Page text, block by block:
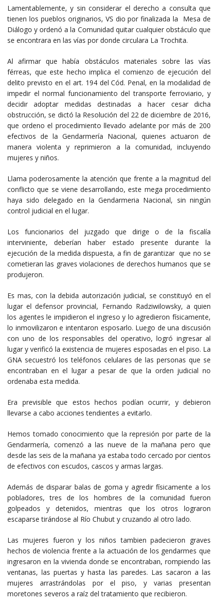
Lamentablemente, y sin considerar el derecho a consulta que
tienen los pueblos originarios, VS dio por finalizada la Mesa de
Diálogo y ordenó a la Comunidad quitar cualquier obstáculo que
se encontrara en las vías por donde circulara La Trochita.
Al afirmar que había obstáculos materiales sobre las vías
férreas, que este hecho implica el comienzo de ejecución del
delito previsto en el art. 194 del Cód. Penal, en la modalidad de
impedir el normal funcionamiento del transporte ferroviario, y
decidir adoptar medidas destinadas a hacer cesar dicha
obstrucción, se dictó la Resolución del 22 de diciembre de 2016,
que ordeno el procedimiento llevado adelante por más de 200
efectivos de la Gendarmería Nacional, quienes actuaron de
manera violenta y reprimieron a la comunidad, incluyendo
mujeres y niños.
Llama poderosamente la atención que frente a la magnitud del
conflicto que se viene desarrollando, este mega procedimiento
haya sido delegado en la Gendarmeria Nacional, sin ningún
control judicial en el lugar.
Los funcionarios del juzgado que dirige o de la fiscalía
interviniente, deberían haber estado presente durante la
ejecución de la medida dispuesta, a fin de garantizar que no se
cometieran las graves violaciones de derechos humanos que se
produjeron.
Es mas, con la debida autorización judicial, se constituyó en el
lugar el defensor provincial, Fernando Radziwilowsky, a quien
los agentes le impidieron el ingreso y lo agredieron físicamente,
lo inmovilizaron e intentaron esposarlo. Luego de una discusión
con uno de los responsables del operativo, logró ingresar al
lugar y verificó la existencia de mujeres esposadas en el piso. La
GNA secuestró los teléfonos celulares de las personas que se
encontraban en el lugar a pesar de que la orden judicial no
ordenaba esta medida.
Era previsible que estos hechos podían ocurrir, y debieron
llevarse a cabo acciones tendientes a evitarlo.
Hemos tomado conocimiento que la represión por parte de la
Gendarmería, comenzó a las nueve de la mañana pero que
desde las seis de la mañana ya estaba todo cercado por cientos
de efectivos con escudos, cascos y armas largas.
Además de disparar balas de goma y agredir físicamente a los
pobladores, tres de los hombres de la comunidad fueron
golpeados y detenidos, mientras que los otros lograron
escaparse tirándose al Río Chubut y cruzando al otro lado.
Las mujeres fueron y los niños tambien padecieron graves
hechos de violencia frente a la actuación de los gendarmes que
ingresaron en la vivienda donde se encontraban, rompiendo las
ventanas, las puertas y hasta las paredes. Las sacaron a las
mujeres arrastrándolas por el piso, y varias presentan
moretones severos a raíz del tratamiento que recibieron.